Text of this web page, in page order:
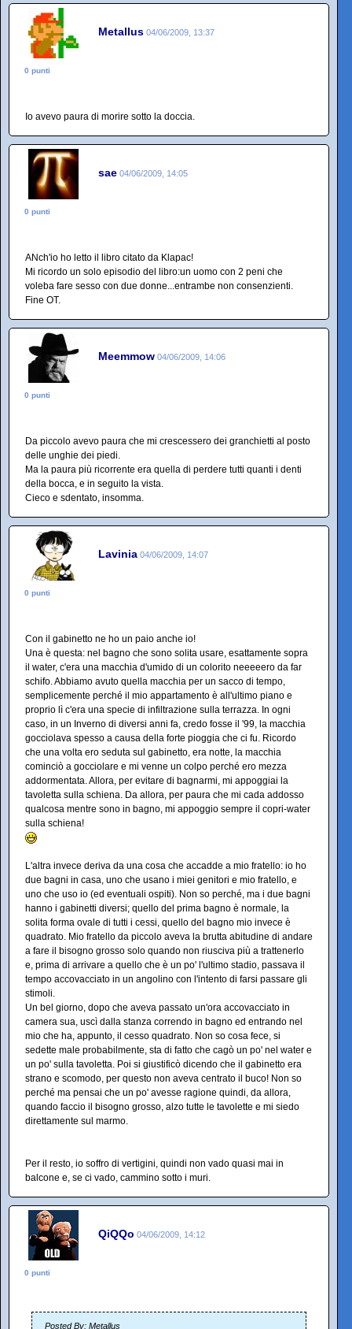
Metallus 04/06/2009, 13:37
0 punti
Io avevo paura di morire sotto la doccia.
sae 04/06/2009, 14:05
0 punti
ANch'io ho letto il libro citato da Klapac!
Mi ricordo un solo episodio del libro:un uomo con 2 peni che
voleba fare sesso con due donne...entrambe non consenzienti.
Fine OT.
Meemmow 04/06/2009, 14:06
0 punti
Da piccolo avevo paura che mi crescessero dei granchietti al posto
delle unghie dei piedi.
Ma la paura più ricorrente era quella di perdere tutti quanti i denti
della bocca, e in seguito la vista.
Cieco e sdentato, insomma.
Lavinia 04/06/2009, 14:07
0 punti
Con il gabinetto ne ho un paio anche io!
Una è questa: nel bagno che sono solita usare, esattamente sopra
il water, c'era una macchia d'umido di un colorito neeeeero da far
schifo. Abbiamo avuto quella macchia per un sacco di tempo,
semplicemente perché il mio appartamento è all'ultimo piano e
proprio lì c'era una specie di infiltrazione sulla terrazza. In ogni
caso, in un Inverno di diversi anni fa, credo fosse il '99, la macchia
gocciolava spesso a causa della forte pioggia che ci fu. Ricordo
che una volta ero seduta sul gabinetto, era notte, la macchia
cominciò a gocciolare e mi venne un colpo perché ero mezza
addormentata. Allora, per evitare di bagnarmi, mi appoggiai la
tavoletta sulla schiena. Da allora, per paura che mi cada addosso
qualcosa mentre sono in bagno, mi appoggio sempre il copri-water
sulla schiena!
L'altra invece deriva da una cosa che accadde a mio fratello: io ho
due bagni in casa, uno che usano i miei genitori e mio fratello, e
uno che uso io (ed eventuali ospiti). Non so perché, ma i due bagni
hanno i gabinetti diversi; quello del prima bagno è normale, la
solita forma ovale di tutti i cessi, quello del bagno mio invece è
quadrato. Mio fratello da piccolo aveva la brutta abitudine di andare
a fare il bisogno grosso solo quando non riusciva più a trattenerlo
e, prima di arrivare a quello che è un po' l'ultimo stadio, passava il
tempo accovacciato in un angolino con l'intento di farsi passare gli
stimoli.
Un bel giorno, dopo che aveva passato un'ora accovacciato in
camera sua, uscì dalla stanza correndo in bagno ed entrando nel
mio che ha, appunto, il cesso quadrato. Non so cosa fece, si
sedette male probabilmente, sta di fatto che cagò un po' nel water e
un po' sulla tavoletta. Poi si giustificò dicendo che il gabinetto era
strano e scomodo, per questo non aveva centrato il buco! Non so
perché ma pensai che un po' avesse ragione quindi, da allora,
quando faccio il bisogno grosso, alzo tutte le tavolette e mi siedo
direttamente sul marmo.
Per il resto, io soffro di vertigini, quindi non vado quasi mai in
balcone e, se ci vado, cammino sotto i muri.
QiQQo 04/06/2009, 14:12
0 punti
Posted By: Metallus